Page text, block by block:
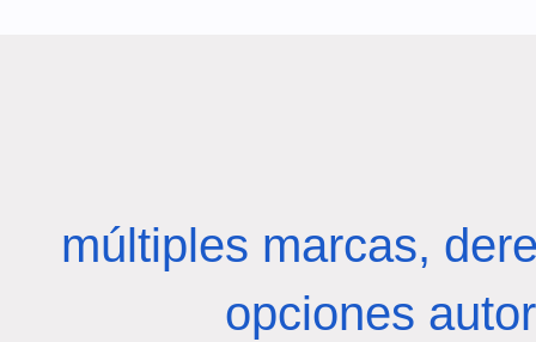
múltiples marcas,
opciones